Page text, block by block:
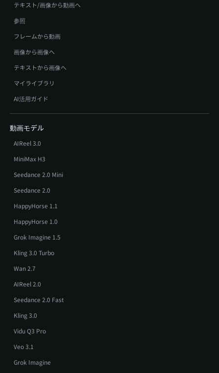
テキスト/画像から動画へ
参照
フレームから動画
画像から画像へ
テキストから画像へ
マイライブラリ
AI活用ガイド
動画モデル
AIReel 3.0
MiniMax H3
Seedance 2.0 Mini
Seedance 2.0
HappyHorse 1.1
HappyHorse 1.0
Grok Imagine 1.5
Kling 3.0 Turbo
Wan 2.7
AIReel 2.0
Seedance 2.0 Fast
Kling 3.0
Vidu Q3 Pro
Veo 3.1
Grok Imagine